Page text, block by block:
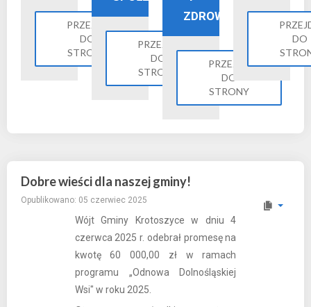
PRZEJDŹ
DO
STRONY
PRZEJDŹ
DO
STRONY
ZDROWIE
PRZEJDŹ
DO
STRONY
DO
Dobre wieści dla naszej gminy!
Opublikowano: 05 czerwiec 2025
Wójt Gminy Krotoszyce w dniu 4
czerwca 2025 r. odebrał promesę na
kwotę 60 000,00 zł w ramach
programu „Odnowa Dolnośląskiej
Wsi" w roku 2025.